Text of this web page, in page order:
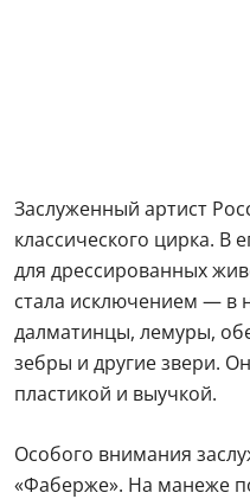
Заслуженный артист
классического цирка. В
для дрессированных
стала исключением — в
далматинцы, лемуры,
зебры и другие звери.
пластикой и выучкой.
Особого внимания
«Фаберже». На манеже